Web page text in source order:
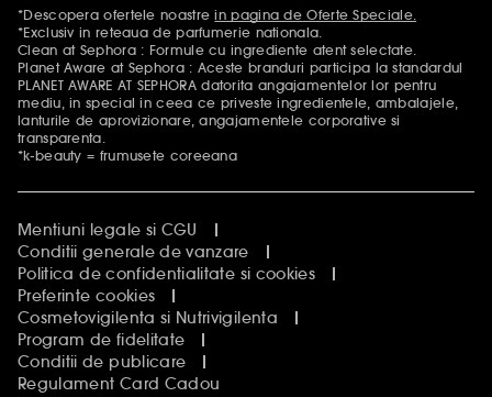
Mentiuni aditionale
*Descopera ofertele noastrein pagina de Oferte Speciale.
*Exclusiv in reteaua de parfumerie nationala.
Clean at Sephora : Formule cu ingrediente atent selectate.
Planet Aware at Sephora : Aceste branduri participa la standardul
PLANET AWARE AT SEPHORA datorita angajamentelor lor pentru
mediu, in special in ceea ce priveste ingredientele, ambalajele,
lanturile de aprovizionare, angajamentele corporative si
transparenta.
*k-beauty = frumusete coreeana
Mentiuni legale si CGU
Conditii generale de vanzare
Politica de confidentialitate si cookies
Preferinte cookies
Cosmetovigilenta si Nutrivigilenta
Program de fidelitate
Conditii de publicare
Regulament Card Cadou